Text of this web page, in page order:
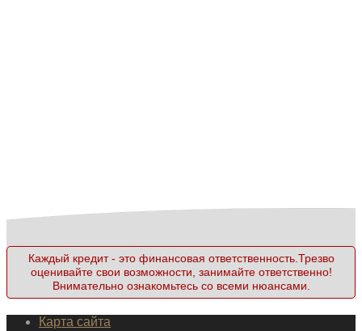
Каждый кредит - это финансовая ответственность.Трезво
оценивайте свои возможности, занимайте ответственно!
Внимательно ознакомьтесь со всеми нюансами.
Карта сайта